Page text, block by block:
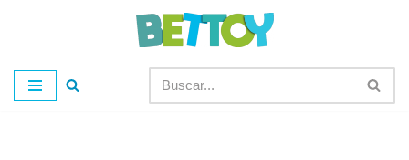
al
contenido